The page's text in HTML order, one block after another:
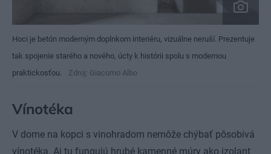
Hoci je betón moderným doplnkom interiéru, vizuálne neruší. Prezentuje
tak spojenie starého a nového, úcty k histórii spolu s modernou
praktickosťou.
Zdroj: Giacomo Albo
Vínotéka
V dome na kopci s vinohradom nemôže chýbať pôsobivá
vínotéka. Aj tu fungujú hrubé kamenné múry ako izolant